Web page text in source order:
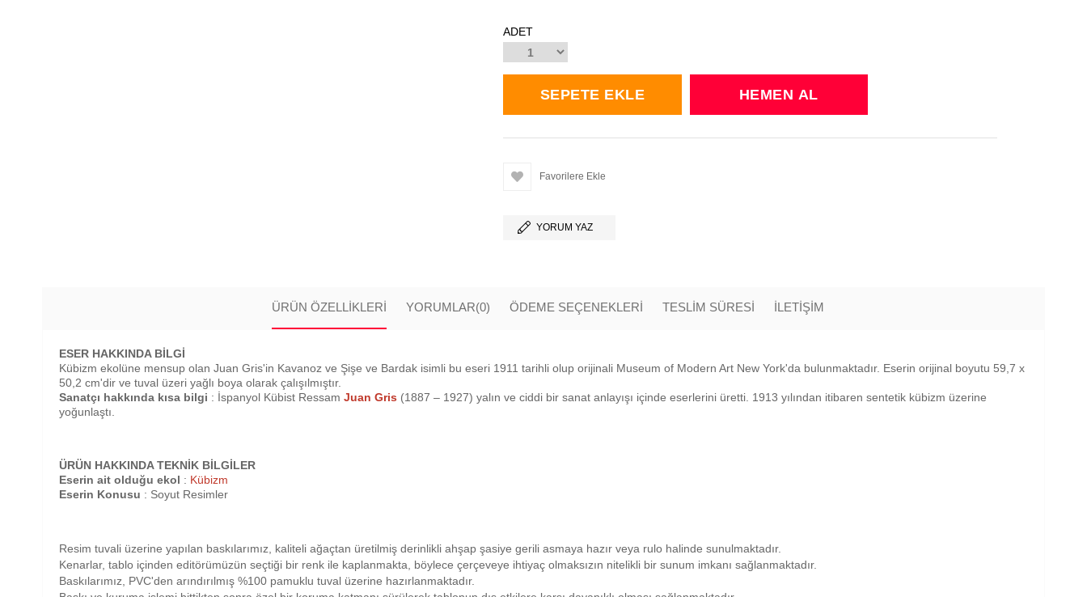
ADET
Favorilere Ekle
YORUM YAZ
ÜRÜN ÖZELLIKLERI YORUMLAR(0) ÖDEME SEÇENEKLERI TESLİM SÜRESİ İLETİŞİM
ESER HAKKINDA BİLGİ
Kübizm ekolüne mensup olan Juan Gris'in Kavanoz ve Şişe ve Bardak isimli bu eseri 1911 tarihli olup orijinali Museum of Modern Art New York'da bulunmaktadır. Eserin orijinal boyutu 59,7 x
50,2 cm'dir ve tuval üzeri yağlı boya olarak çalışılmıştır.
Sanatçı hakkında kısa bilgi : İspanyol Kübist Ressam Juan Gris (1887 – 1927) yalın ve ciddi bir sanat anlayışı içinde eserlerini üretti. 1913 yılından itibaren sentetik kübizm üzerine
yoğunlaştı.
ÜRÜN HAKKINDA TEKNİK BİLGİLER
Eserin ait olduğu ekol : Kübizm
Eserin Konusu : Soyut Resimler
Resim tuvali üzerine yapılan baskılarımız, kaliteli ağaçtan üretilmiş derinlikli ahşap şasiye gerili asmaya hazır veya rulo halinde sunulmaktadır.
Kenarlar, tablo içinden editörümüzün seçtiği bir renk ile kaplanmakta, böylece çerçeveye ihtiyaç olmaksızın nitelikli bir sunum imkanı sağlanmaktadır.
Baskılarımız, PVC'den arındırılmış %100 pamuklu tuval üzerine hazırlanmaktadır.